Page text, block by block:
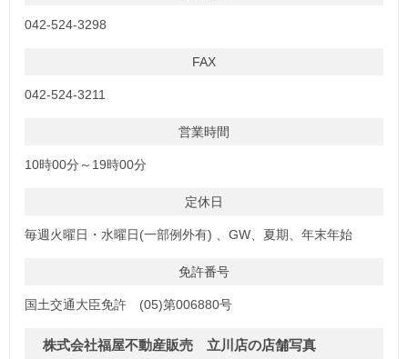
042-524-3298
FAX
042-524-3211
営業時間
10時00分～19時00分
定休日
毎週火曜日・水曜日(一部例外有) 、GW、夏期、年末年始
免許番号
国土交通大臣免許 (05)第006880号
株式会社福屋不動産販売 立川店の店舗写真